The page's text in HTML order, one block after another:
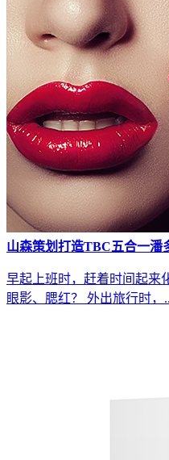
山森策划打造TBC五合一潘
早起上班时，赶着时间起来
眼影、腮红？ 外出旅行时，